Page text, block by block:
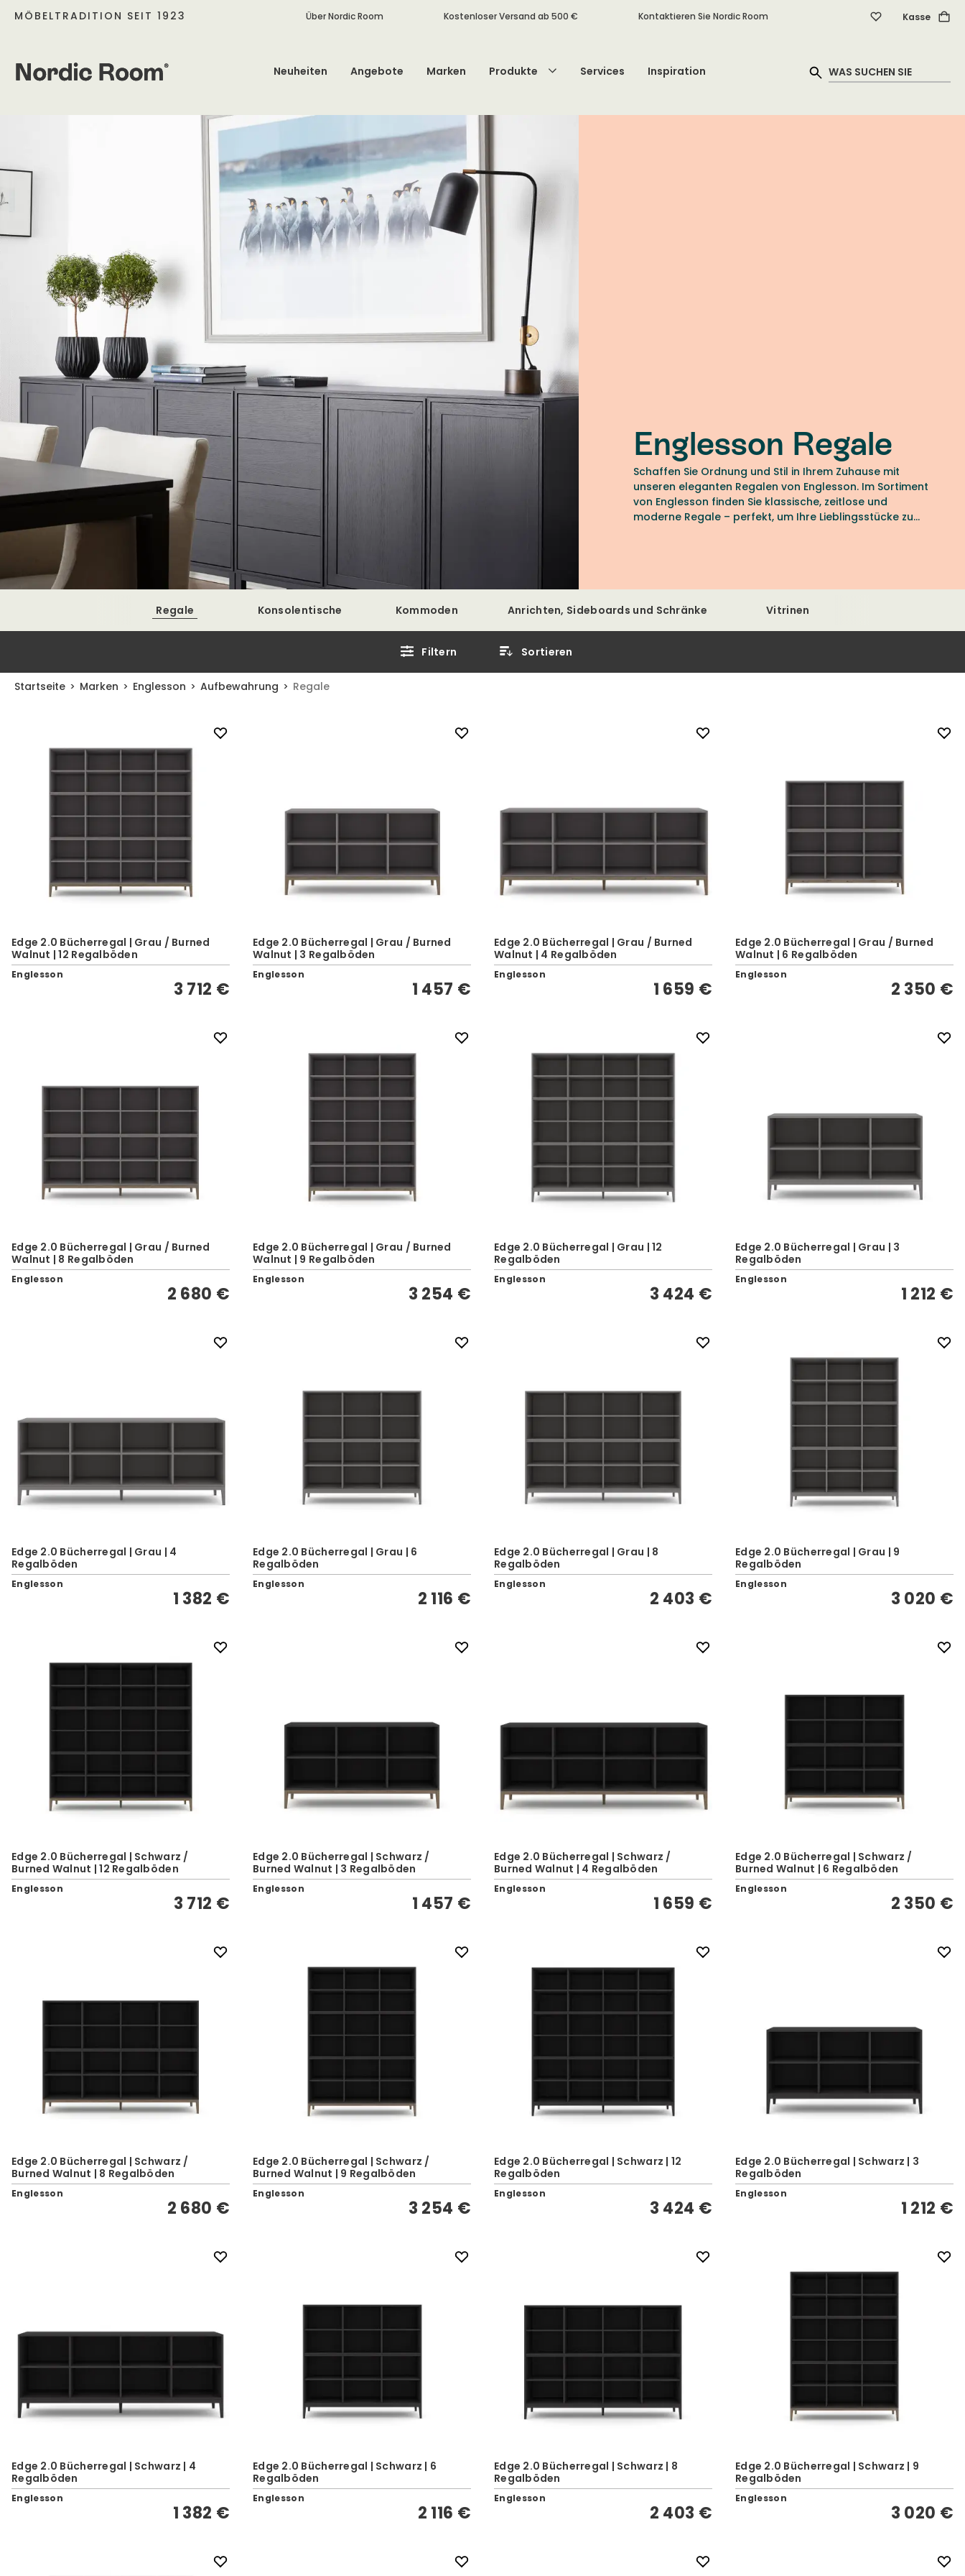
MÖBELTRADITION SEIT 1923 Über Nordic Room Kostenloser Versand ab 500 € Kontaktieren Sie Nordic Room Kasse
Neuheiten Angebote Marken Produkte Services Inspiration
Englesson Regale
Schaffen Sie Ordnung und Stil in Ihrem Zuhause mit
unseren eleganten Regalen von Englesson. Im Sortiment
von Englesson finden Sie klassische, zeitlose und
moderne Regale – perfekt, um Ihre Lieblingsstücke zu
Regale Konsolentische Kommoden Anrichten, Sideboards und Schränke Vitrinen
Filtern Sortieren
Startseite Marken Englesson Aufbewahrung Regale
Edge 2.0 Bücherregal | Grau / Burned
Walnut | 12 Regalböden
Englesson
3 712 €
Edge 2.0 Bücherregal | Grau / Burned
Walnut | 3 Regalböden
Englesson
1 457 €
Edge 2.0 Bücherregal | Grau / Burned
Walnut | 4 Regalböden
Englesson
1 659 €
Edge 2.0 Bücherregal | Grau / Burned
Walnut | 6 Regalböden
Englesson
2 350 €
Edge 2.0 Bücherregal | Grau / Burned
Walnut | 8 Regalböden
Englesson
2 680 €
Edge 2.0 Bücherregal | Grau / Burned
Walnut | 9 Regalböden
Englesson
3 254 €
Edge 2.0 Bücherregal | Grau | 12
Regalböden
Englesson
3 424 €
Edge 2.0 Bücherregal | Grau | 3
Regalböden
Englesson
1 212 €
Edge 2.0 Bücherregal | Grau | 4
Regalböden
Englesson
1 382 €
Edge 2.0 Bücherregal | Grau | 6
Regalböden
Englesson
2 116 €
Edge 2.0 Bücherregal | Grau | 8
Regalböden
Englesson
2 403 €
Edge 2.0 Bücherregal | Grau | 9
Regalböden
Englesson
3 020 €
Edge 2.0 Bücherregal | Schwarz /
Burned Walnut | 12 Regalböden
Englesson
3 712 €
Edge 2.0 Bücherregal | Schwarz /
Burned Walnut | 3 Regalböden
Englesson
1 457 €
Edge 2.0 Bücherregal | Schwarz /
Burned Walnut | 4 Regalböden
Englesson
1 659 €
Edge 2.0 Bücherregal | Schwarz /
Burned Walnut | 6 Regalböden
Englesson
2 350 €
Edge 2.0 Bücherregal | Schwarz /
Burned Walnut | 8 Regalböden
Englesson
2 680 €
Edge 2.0 Bücherregal | Schwarz /
Burned Walnut | 9 Regalböden
Englesson
3 254 €
Edge 2.0 Bücherregal | Schwarz | 12
Regalböden
Englesson
3 424 €
Edge 2.0 Bücherregal | Schwarz | 3
Regalböden
Englesson
1 212 €
Edge 2.0 Bücherregal | Schwarz | 4
Regalböden
Englesson
1 382 €
Edge 2.0 Bücherregal | Schwarz | 6
Regalböden
Englesson
2 116 €
Edge 2.0 Bücherregal | Schwarz | 8
Regalböden
Englesson
2 403 €
Edge 2.0 Bücherregal | Schwarz | 9
Regalböden
Englesson
3 020 €